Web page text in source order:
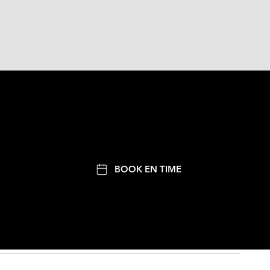
BOOK EN TIME